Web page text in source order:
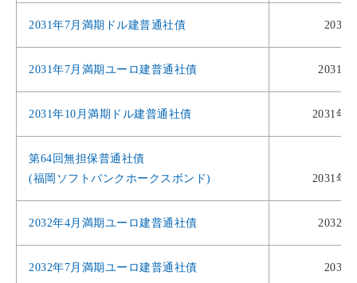
2031年7月満期ドル建普通社債 2031
2031年7月満期ユーロ建普通社債 2031年
2031年10月満期ドル建普通社債 2031年
第64回無担保普通社債
(福岡ソフトバンクホークスボンド)
2031年
2032年4月満期ユーロ建普通社債 2032年
2032年7月満期ユーロ建普通社債 2032